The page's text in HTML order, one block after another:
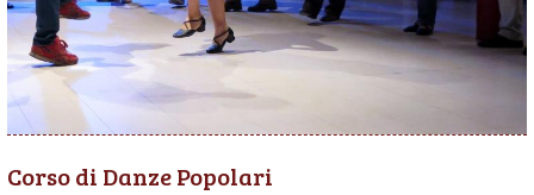
Corso di Danze Popolari